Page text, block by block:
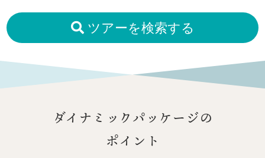
ツアーを検索する
ダイナミックパッケージの
ポイント